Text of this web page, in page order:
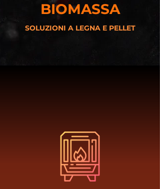
SOLUZIONI A LEGNA E PELLET
BIOMASSA